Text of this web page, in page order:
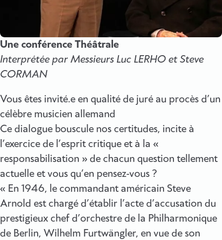
Une conférence Théâtrale
Interprétée par Messieurs Luc LERHO et Steve
CORMAN
Vous êtes invité.e en qualité de juré au procès d’un
célèbre musicien allemand
Ce dialogue bouscule nos certitudes, incite à
l’exercice de l’esprit critique et à la «
responsabilisation » de chacun question tellement
actuelle et vous qu’en pensez-vous ?
« En 1946, le commandant américain Steve
Arnold est chargé d’établir l’acte d’accusation du
prestigieux chef d’orchestre de la Philharmonique
de Berlin, Wilhelm Furtwängler, en vue de son